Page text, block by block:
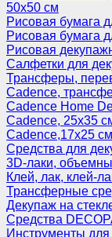
50х50 см
Рисовая бумага
Рисовая бумага
Рисовая
Салфетки для
Трансферы,
Cadence,
Cadence Home
Cadence, 25х35
Cadence,17х25
Средства для
3D-лаки,
Клей, лак, клей-
Трансферные
Декупаж на
Средства
Инструменты для